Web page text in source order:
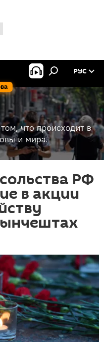
РУС
что происходит в
и мира.
РФ
в акции